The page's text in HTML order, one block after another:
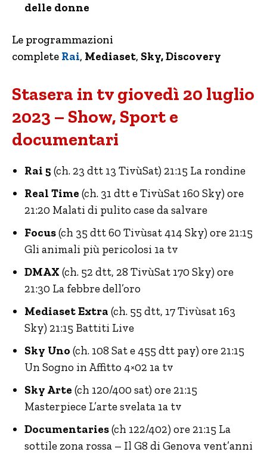
delle donne
Le programmazioni
complete Rai, Mediaset, Sky, Discovery
Stasera in tv giovedì 20 luglio
2023 – Show, Sport e
documentari
Rai 5 (ch. 23 dtt 13 TivùSat) 21:15 La rondine
Real Time (ch. 31 dtt e TivùSat 160 Sky) ore
21:20 Malati di pulito case da salvare
Focus(ch 35 dtt 60 Tivùsat 414 Sky) ore 21:15
Gli animali più pericolosi 1a tv
DMAX (ch. 52 dtt, 28 TivùSat 170 Sky) ore
21:30 La febbre dell’oro
Mediaset Extra (ch. 55 dtt, 17 Tivùsat 163
Sky) 21:15 Battiti Live
Sky Uno (ch. 108 Sat e 455 dtt pay) ore 21:15
Un Sogno in Affitto 4×02 1a tv
Sky Arte (ch 120/400 sat) ore 21:15
Masterpiece L’arte svelata 1a tv
Documentaries(ch 122/402) ore 21:15 La
sottile zona rossa – Il G8 di Genova vent’anni